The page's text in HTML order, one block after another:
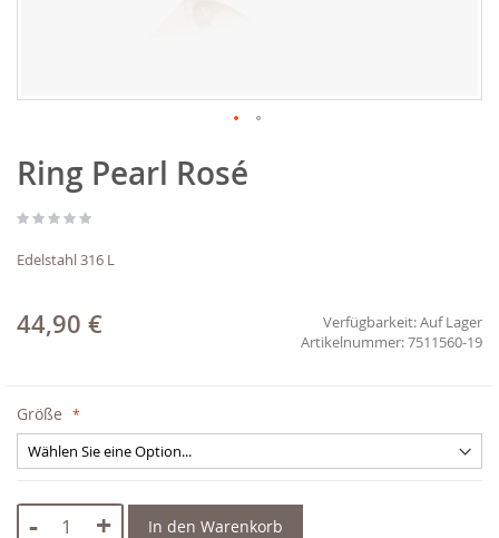
Anfang
der
springen
Ring Pearl Rosé
Edelstahl 316 L
44,90 € Verfügbarkeit:Auf Lager
7511560-19
Größe
- + In den Warenkorb